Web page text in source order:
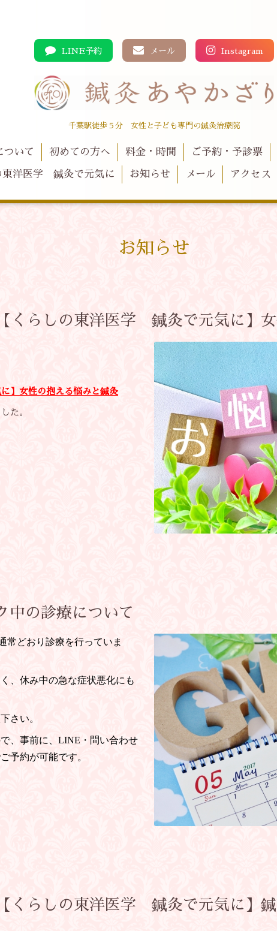
LINE予約 メール Instagram
千葉駅徒歩５分 女性と子ども専門の鍼灸治療院
ついて 初めての方へ 料金・時間 ご予約・予診票
東洋医学 鍼灸で元気に お知らせ メール アクセス
お知らせ
くらしの東洋医学 鍼灸で元気に】
】女性の抱える悩みと鍼灸
た。
中の診療について
常どおり診療を行っていま
、休み中の急な症状悪化にも
さい。
、事前に、 LINE・問い合わせ
予約が可能です。
くらしの東洋医学 鍼灸で元気に】